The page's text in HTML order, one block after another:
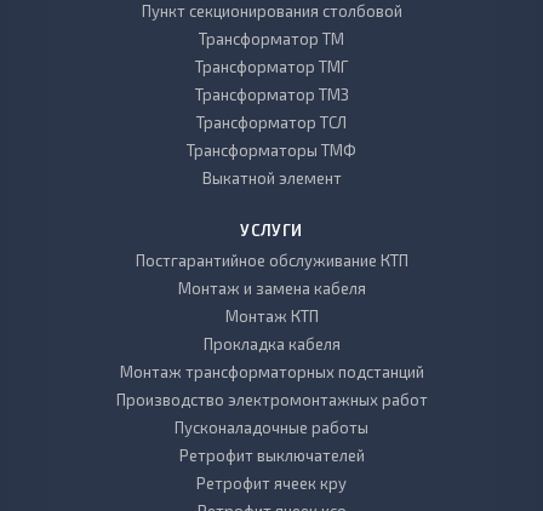
Пункт секционирования столбовой
Трансформатор ТМ
Трансформатор ТМГ
Трансформатор ТМЗ
Трансформатор ТСЛ
Трансформаторы ТМФ
Выкатной элемент
УСЛУГИ
Постгарантийное обслуживание КТП
Монтаж и замена кабеля
Монтаж КТП
Прокладка кабеля
Монтаж трансформаторных подстанций
Производство электромонтажных работ
Пусконаладочные работы
Ретрофит выключателей
Ретрофит ячеек кру